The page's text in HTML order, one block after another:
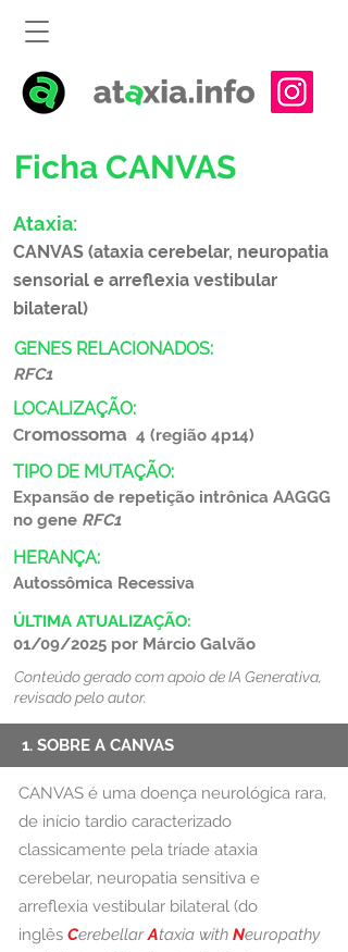
Ficha CANVAS
Ataxia:
CANVAS (ataxia cerebelar, neuropatia
sensorial e arreflexia vestibular
bilateral)
GENES RELACIONADOS:
RFC1
LOCALIZAÇÃO:
Cromossoma 4 (região 4p14)
TIPO DE MUTAÇÃO:
Expansão de repetição intrônica AAGGG
no gene RFC1
HERANÇA:
Autossômica Recessiva
ÚLTIMA ATUALIZAÇÃO:
01/09/2025 por Márcio Galvão
Conteúdo gerado com apoio de IA Generativa,
revisado pelo autor.
1. SOBRE A CANVAS
CANVAS é uma doença neurológica rara,
de início tardio caracterizado
classicamente pela tríade ataxia
cerebelar, neuropatia sensitiva e
arreflexia vestibular bilateral (do
inglês CerebellarAtaxia with Neuropathy